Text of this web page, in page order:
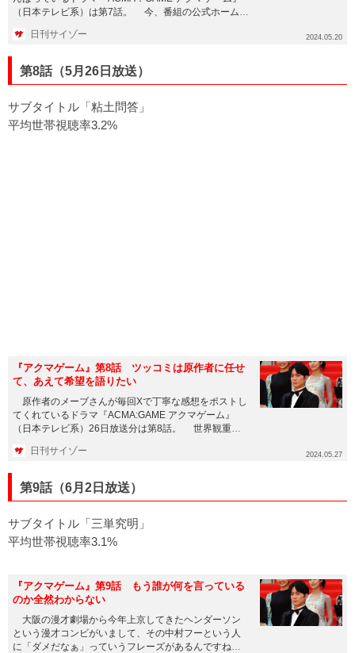
（日本テレビ系）は第7話。 今、番組の公式ホームペ
日刊サイゾー 2024.05.20
第8話（5月26日放送）
サブタイトル「粘土問答」
平均世帯視聴率3.2%
『アクマゲーム』第8話 ツッコミは原作者に任せ
て、あえて希望を語りたい
原作者のメーブさんが毎回Xで丁寧な感想をポストし
てくれているドラマ『ACMA:GAME アクマゲーム』
（日本テレビ系）26日放送分は第8話。 世界観重
日刊サイゾー 2024.05.27
第9話（6月2日放送）
サブタイトル「三単究明」
平均世帯視聴率3.1%
『アクマゲーム』第9話 もう誰が何を言っている
のか全然わからない
大阪の漫才劇場から今年上京してきたヘンダーソン
という漫才コンビがいまして、その中村フーという人
に「ダメだなぁ」っていうフレーズがあるんですね。